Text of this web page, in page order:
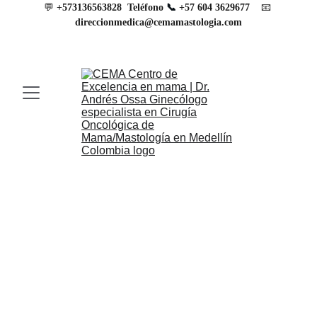
💬 +573136563828 Teléfono 📞 +57 604 3629677 📧
direccionmedica@cemamastologia.com